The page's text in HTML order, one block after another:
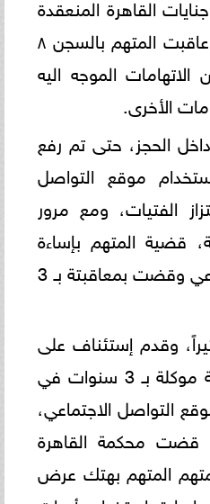
القاهرة المنعقدة
بالتجمع الخامس التي عاقبت المتهم بالسجن ٨
الموجه اليه
الأخرى.
الحجز، حتى تم رفع
موقع التواصل
الفتيات، ومع مرور
قضية المتهم بإساءة
موقع التواصل الاجتماعي وقضت بمعاقبتة بـ 3
وقدم إستئناف على
حكم المحكمة، بمعاقبة موكلة بـ 3 سنوات في
التواصل الاجتماعي،
قضت محكمة القاهرة
المتهم بهتك عرض